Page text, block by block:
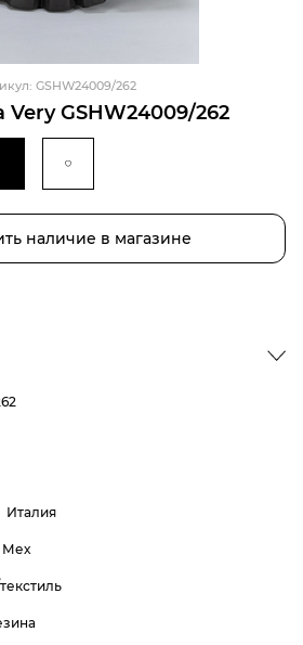
GSHW24009/262
GSHW24009/262
наличие в магазине
Италия
Мех